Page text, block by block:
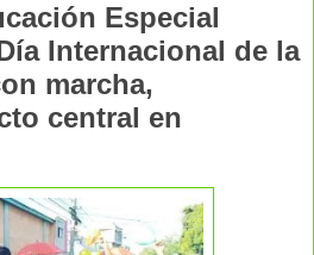
Especial
Internacional de la
marcha,
central en